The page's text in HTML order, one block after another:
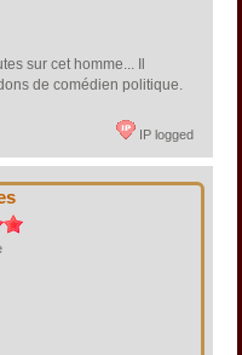
sur cet homme... Il
de comédien politique.
IP logged